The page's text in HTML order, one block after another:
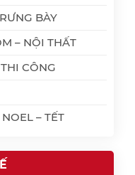
BÀY
– NỘI THẤT
CÔNG
– TẾT